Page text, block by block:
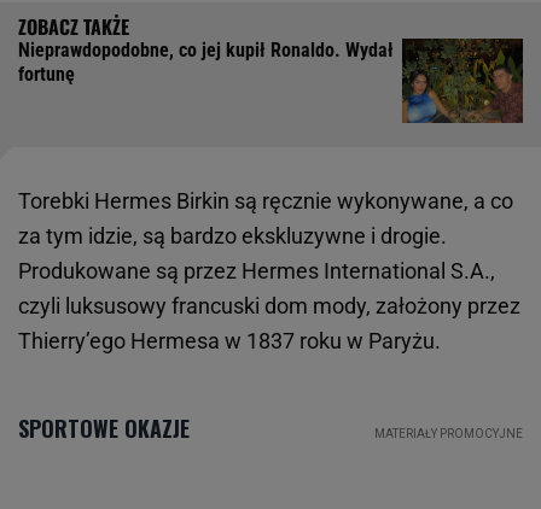
Nieprawdopodobne, co jej kupił Ronaldo. Wydał
fortunę
Torebki Hermes Birkin są ręcznie wykonywane, a co
za tym idzie, są bardzo ekskluzywne i drogie.
Produkowane są przez Hermes International S.A.,
czyli luksusowy francuski dom mody, założony przez
Thierry’ego Hermesa w 1837 roku w Paryżu.